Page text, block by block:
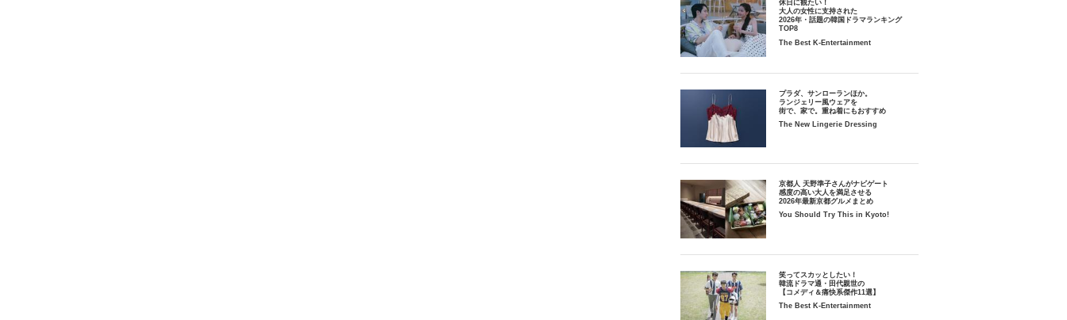
休日に観たい！
大人の女性に支持された
2026年・話題の韓国ドラマランキング
TOP8
The Best K-Entertainment
プラダ、サンローランほか。
ランジェリー風ウェアを
街で、家で。重ね着にもおすすめ
The New Lingerie Dressing
京都人 天野準子さんがナビゲート
感度の高い大人を満足させる
2026年最新京都グルメまとめ
You Should Try This in Kyoto!
笑ってスカッとしたい！
韓流ドラマ通・田代親世の
【コメディ＆痛快系傑作11選】
The Best K-Entertainment